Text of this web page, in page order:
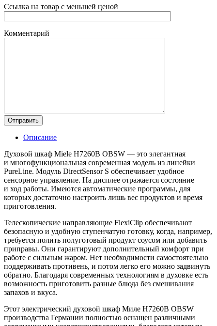
Ссылка на товар с меньшей ценой
Комментарий
Описание
Духовой шкаф Miele H7260B OBSW — это элегантная
и многофункциональная современная модель из линейки
PureLine. Модуль DirectSensor S обеспечивает удобное
сенсорное управление. На дисплее отражается состояние
и ход работы. Имеются автоматические программы, для
которых достаточно настроить лишь вес продуктов и время
приготовления.
Телескопические направляющие FlexiClip обеспечивают
безопасную и удобную ступенчатую готовку, когда, например,
требуется полить полуготовый продукт соусом или добавить
приправы. Они гарантируют дополнительный комфорт при
работе с сильным жаром. Нет необходимости самостоятельно
поддерживать противень, и потом легко его можно задвинуть
обратно. Благодаря современных технологиям в духовке есть
возможность приготовить разные блюда без смешивания
запахов и вкуса.
Этот электрический духовой шкаф Миле H7260B OBSW
производства Германии полностью оснащен различными